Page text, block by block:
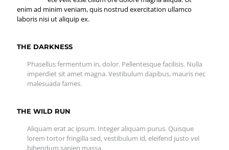
enim ad minim veniam, quis nostrud exercitation ullamco
laboris nisi ut aliquip ex.
THE DARKNESS
Phasellus fermentum in, dolor. Pellentesque facilisis. Nulla
imperdiet sit amet magna. Vestibulum dapibus, mauris nec
malesuada fames.
THE WILD RUN
Aliquam erat ac ipsum. Integer aliquam purus. Quisque
lorem tortor fringilla sed, vestibulum id, eleifend justo vel
bibendum sapien massa.